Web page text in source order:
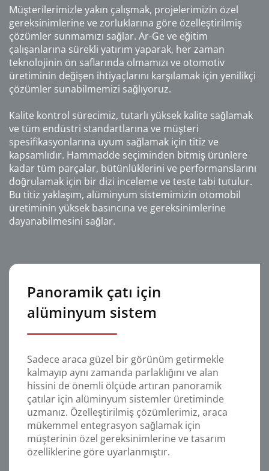
Müşterilerimizle yakın çalışmak, projelerimizin özel
gereksinimlerine ve zorluklarına göre özelleştirilmiş
çözümler sunmamızı sağlar. Ar-Ge ve eğitim
çalışanlarına sürekli yatırım yaparak, her zaman
teknolojinin ön saflarında olmamızı ve otomotiv
üretiminin değişen ihtiyaçlarını karşılamak için yenilikçi
çözümler sunabilmemizi sağlıyoruz.
Kalite kontrol sürecimiz, tutarlı yüksek kalite sağlamak
ve tüm endüstri standartlarına ve müşteri
spesifikasyonlarına uyum sağlamak için titiz ve
kapsamlıdır. Hammadde seçiminden bitmiş ürünlere
kadar tüm parçalar, bütünlüklerini ve performanslarını
doğrulamak için bir dizi inceleme ve teste tabi tutulur.
Bu titiz yaklaşım, alüminyum sistemimizin otomobil
üretiminin yüksek basıncına ve gereksinimlerine
dayanabilmesini sağlar.
Panoramik çatı için
alüminyum sistem
Sadece araca güzel bir görünüm getirmekle
kalmayıp aynı zamanda parlaklığını ve alan
hissini de önemli ölçüde artıran panoramik
çatılar için alüminyum sistemler üretiminde
uzmanız. Özelleştirilmiş çözümlerimiz, araca
mükemmel entegrasyon sağlamak için
müşterinin özel gereksinimlerine ve tasarım
özelliklerine göre uyarlanmıştır.